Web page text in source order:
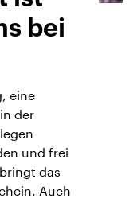
bei
eine
der
und frei
das
Auch